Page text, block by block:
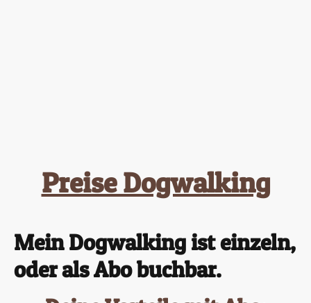
Preise Dogwalking
Mein Dogwalking ist einzeln,
oder als Abo buchbar.